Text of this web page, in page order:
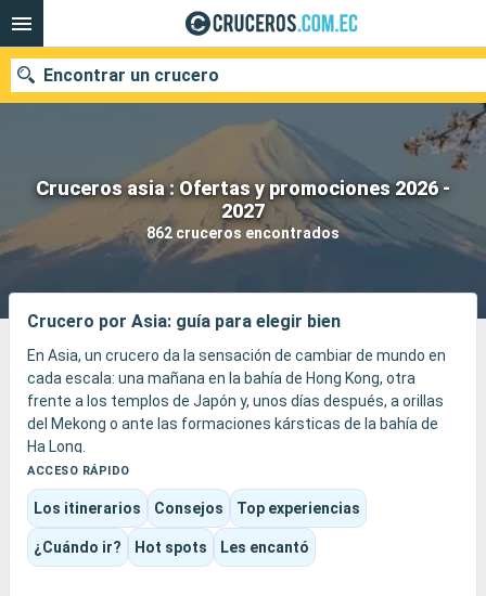
Cruceros asia : Ofertas y promociones 2026 -
2027
862 cruceros encontrados
Encontrar un crucero
Nuestros destinos
Fecha de salida
Puertos Compañías
Buscar
Crucero por Asia: guía para elegir bien
En Asia, un crucero da la sensación de cambiar de mundo en
cada escala: una mañana en la bahía de Hong Kong, otra
frente a los templos de Japón y, unos días después, a orillas
del Mekong o ante las formaciones kársticas de la bahía de
Ha Long.
El viaje se construye a base de contrastes, entre ciudades de
rascacielos, mercados nocturnos, jardines zen, playas
tropicales, arrozales, pagodas y una extraordinaria oferta de
cocina callejera.
Dependiendo de la zona elegida, la experiencia puede ser muy
ACCESO RÁPIDO
Los itinerarios Consejos Top experiencias
¿Cuándo ir? Hot spots Les encantó